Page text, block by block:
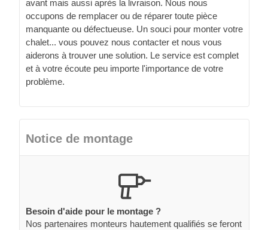
avant mais aussi après la livraison. Nous nous
occupons de remplacer ou de réparer toute pièce
manquante ou défectueuse. Un souci pour monter votre
chalet... vous pouvez nous contacter et nous vous
aiderons à trouver une solution. Le service est complet
et à votre écoute peu importe l'importance de votre
problème.
Notice de montage
Besoin d'aide pour le montage ?
Nos partenaires monteurs hautement qualifiés se feront